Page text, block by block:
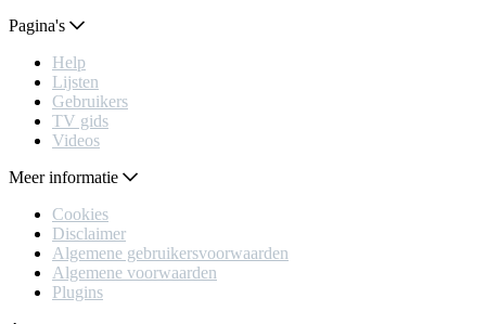
Pagina's
Help
Lijsten
Gebruikers
TV gids
Videos
Meer informatie
Cookies
Disclaimer
Algemene gebruikersvoorwaarden
Algemene voorwaarden
Plugins